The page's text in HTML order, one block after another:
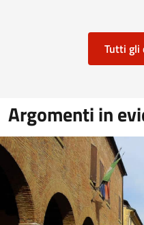
Tutti gli
Argomenti in